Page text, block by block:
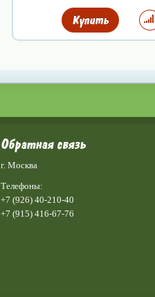
Купить
Обратная связь
г. Москва
Телефоны:
+7 (926) 40-210-40
+7 (915) 416-67-76